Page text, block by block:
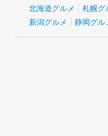
北海道グルメ 札幌グ
新潟グルメ
静岡グル